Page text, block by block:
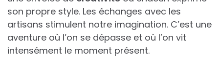
son propre style. Les échanges avec les
artisans stimulent notre imagination. C’est une
aventure où l’on se dépasse et où l’on vit
intensément le moment présent.